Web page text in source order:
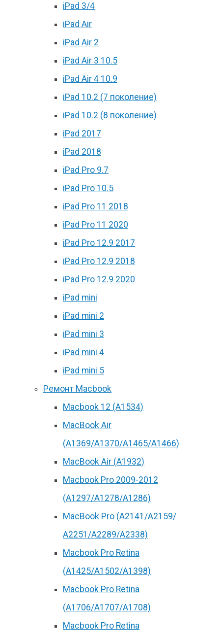
iPad 3/4
iPad Air
iPad Air 2
iPad Air 3 10.5
iPad Air 4 10.9
iPad 10.2 (7 поколение)
iPad 10.2 (8 поколение)
iPad 2017
iPad 2018
iPad Pro 9.7
iPad Pro 10.5
iPad Pro 11 2018
iPad Pro 11 2020
iPad Pro 12.9 2017
iPad Pro 12.9 2018
iPad Pro 12.9 2020
iPad mini
iPad mini 2
iPad mini 3
iPad mini 4
iPad mini 5
Ремонт Macbook
Macbook 12 (А1534)
MacBook Air
(A1369/A1370/A1465/A1466)
MacBook Air (A1932)
Macbook Pro 2009-2012
(A1297/A1278/A1286)
MacBook Pro (А2141/А2159/
А2251/A2289/A2338)
Macbook Pro Retina
(А1425/A1502/A1398)
Macbook Pro Retina
(А1706/A1707/A1708)
Macbook Pro Retina